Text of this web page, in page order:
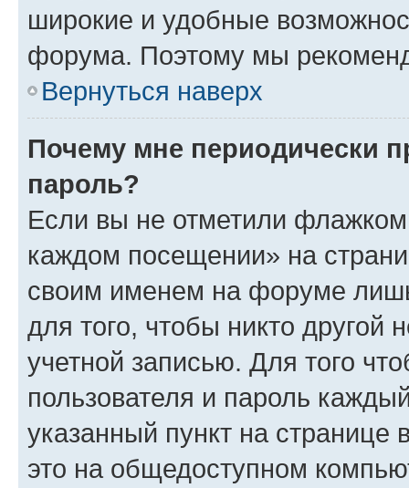
широкие и удобные
форума. Поэтому мы
Вернуться наверх
Почему мне периодически
пароль?
Если вы не отметили флажком
каждом посещении» на
своим именем на форуме
для того, чтобы никто другой
учетной записью. Для того
пользователя и пароль
указанный пункт на
это на общедоступном